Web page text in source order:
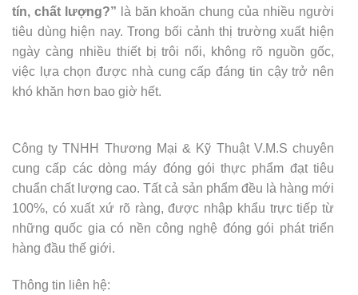
tín, chất lượng?” là băn khoăn chung của nhiều người
tiêu dùng hiện nay. Trong bối cảnh thị trường xuất hiện
ngày càng nhiều thiết bị trôi nổi, không rõ nguồn gốc,
việc lựa chọn được nhà cung cấp đáng tin cậy trở nên
khó khăn hơn bao giờ hết.
Công ty TNHH Thương Mại & Kỹ Thuật V.M.S chuyên
cung cấp các dòng máy đóng gói thực phẩm đạt tiêu
chuẩn chất lượng cao. Tất cả sản phẩm đều là hàng mới
100%, có xuất xứ rõ ràng, được nhập khẩu trực tiếp từ
những quốc gia có nền công nghệ đóng gói phát triển
hàng đầu thế giới.
Thông tin liên hệ: